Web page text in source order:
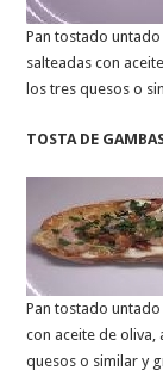
Pan tostado
salteadas con
los tres quesos o
TOSTA DE
Pan tostado
con aceite de
quesos o similar y